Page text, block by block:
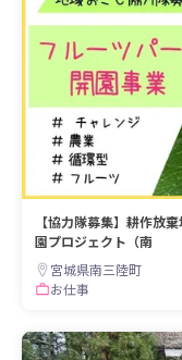
【協力隊募集】耕作放
園プロジェクト（南
宮城県南三陸町
お仕事